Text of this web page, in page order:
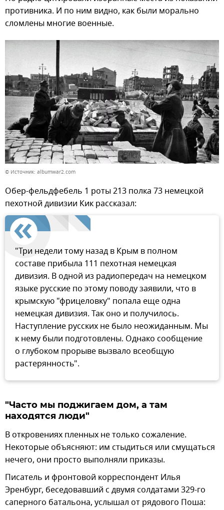
противника. И по ним видно, как были морально
сломлены многие военные.
© Источник: albumwar2.com
Обер-фельдфебель 1 роты 213 полка 73 немецкой
пехотной дивизии Кик рассказал:
"Три недели тому назад в Крым в полном
составе прибыла 111 пехотная немецкая
дивизия. В одной из радиопередач на немецком
языке русские по этому поводу заявили, что в
крымскую "фрицеловку" попала еще одна
немецкая дивизия. Так оно и получилось.
Наступление русских не было неожиданным. Мы
к нему были подготовлены. Однако сообщение
о глубоком прорыве вызвало всеобщую
растерянность".
"Часто мы поджигаем дом, а там
находятся люди"
В откровениях пленных не только сожаление.
Некоторые объясняют: им стыдиться или смущаться
нечего, они просто выполняли приказы.
Писатель и фронтовой корреспондент Илья
Эренбург, беседовавший с двумя солдатами 329-го
саперного батальона, услышал от рядового Поша: